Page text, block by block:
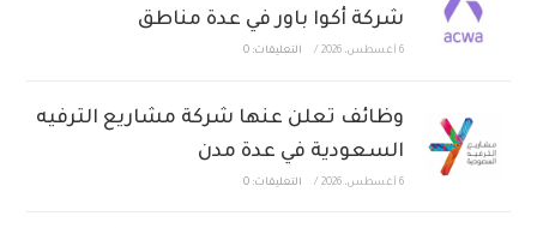
شركة أكوا باور في عدة مناطق
6 أغسطس، 2026 / التعليقات: 0
وظائف تعلن عنها شركة مشاريع الترفيه
السعودية في عدة مدن
6 أغسطس، 2026 / التعليقات: 0